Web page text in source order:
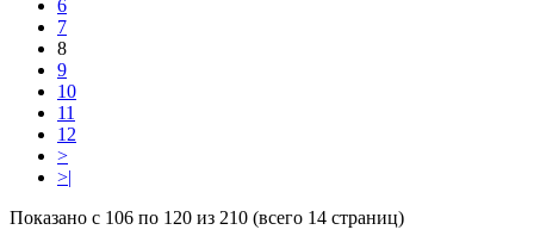
6
7
8
9
10
11
12
>
>|
Показано с 106 по 120 из 210 (всего 14 страниц)